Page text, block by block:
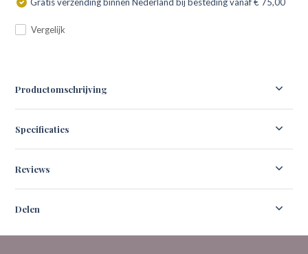
Vergelijk
Productomschrijving
Specificaties
Reviews
Delen